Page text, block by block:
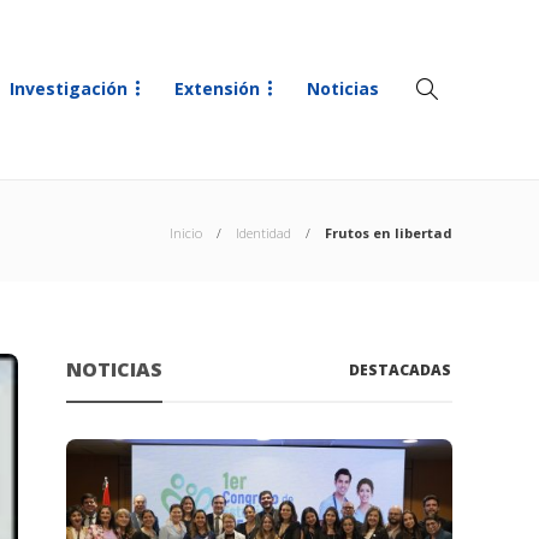
Investigación Extensión Noticias
Inicio Identidad Frutos en libertad
NOTICIAS DESTACADAS